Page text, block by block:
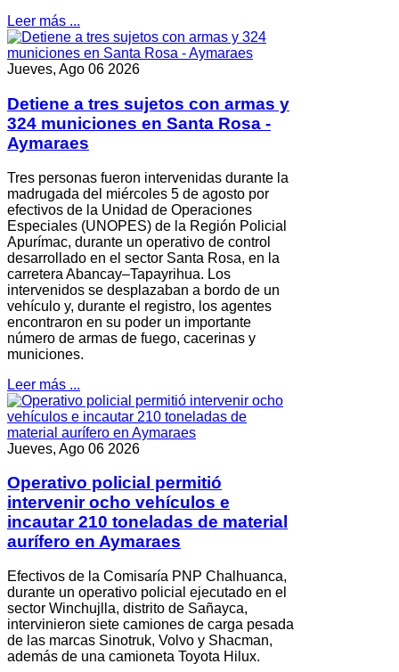
Leer más ...
Jueves, Ago 06 2026
Detiene a tres sujetos con armas y
324 municiones en Santa Rosa -
Aymaraes
Tres personas fueron intervenidas durante la
madrugada del miércoles 5 de agosto por
efectivos de la Unidad de Operaciones
Especiales (UNOPES) de la Región Policial
Apurímac, durante un operativo de control
desarrollado en el sector Santa Rosa, en la
carretera Abancay–Tapayrihua. Los
intervenidos se desplazaban a bordo de un
vehículo y, durante el registro, los agentes
encontraron en su poder un importante
número de armas de fuego, cacerinas y
municiones.
Leer más ...
Jueves, Ago 06 2026
Operativo policial permitió
intervenir ocho vehículos e
incautar 210 toneladas de material
aurífero en Aymaraes
Efectivos de la Comisaría PNP Chalhuanca,
durante un operativo policial ejecutado en el
sector Winchujlla, distrito de Sañayca,
intervinieron siete camiones de carga pesada
de las marcas Sinotruk, Volvo y Shacman,
además de una camioneta Toyota Hilux.